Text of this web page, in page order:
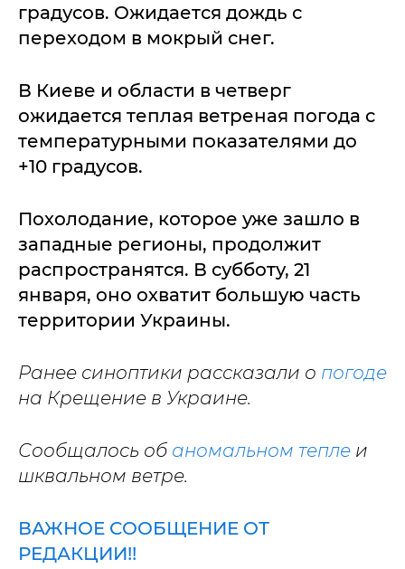
градусов. Ожидается дождь с
переходом в мокрый снег.
В Киеве и области в четверг
ожидается теплая ветреная погода с
температурными показателями до
+10 градусов.
Похолодание, которое уже зашло в
западные регионы, продолжит
распространятся. В субботу, 21
января, оно охватит большую часть
территории Украины.
Ранее синоптики рассказали о погоде
на Крещение в Украине.
Сообщалось об аномальном тепле и
шквальном ветре.
ВАЖНОЕ СООБЩЕНИЕ ОТ
РЕДАКЦИИ!!